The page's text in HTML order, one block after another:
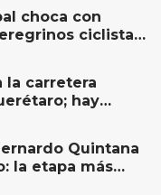
choca con
ciclistas
Querétaro
la carretera
hay
Quintana
la etapa más
vial